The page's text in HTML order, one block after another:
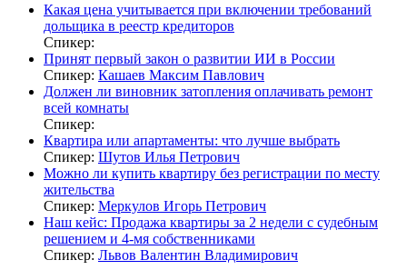
Какая цена учитывается при включении требований
дольщика в реестр кредиторов
Спикер:
Принят первый закон о развитии ИИ в России
Спикер: Кашаев Максим Павлович
Должен ли виновник затопления оплачивать ремонт
всей комнаты
Спикер:
Квартира или апартаменты: что лучше выбрать
Спикер: Шутов Илья Петрович
Можно ли купить квартиру без регистрации по месту
жительства
Спикер: Меркулов Игорь Петрович
Наш кейс: Продажа квартиры за 2 недели с судебным
решением и 4-мя собственниками
Спикер: Львов Валентин Владимирович